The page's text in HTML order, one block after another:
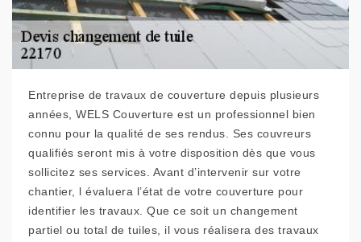
Entreprise de travaux de couverture depuis plusieurs
années, WELS Couverture est un professionnel bien
connu pour la qualité de ses rendus. Ses couvreurs
qualifiés seront mis à votre disposition dès que vous
sollicitez ses services. Avant d’intervenir sur votre
chantier, l évaluera l’état de votre couverture pour
identifier les travaux. Que ce soit un changement
partiel ou total de tuiles, il vous réalisera des travaux